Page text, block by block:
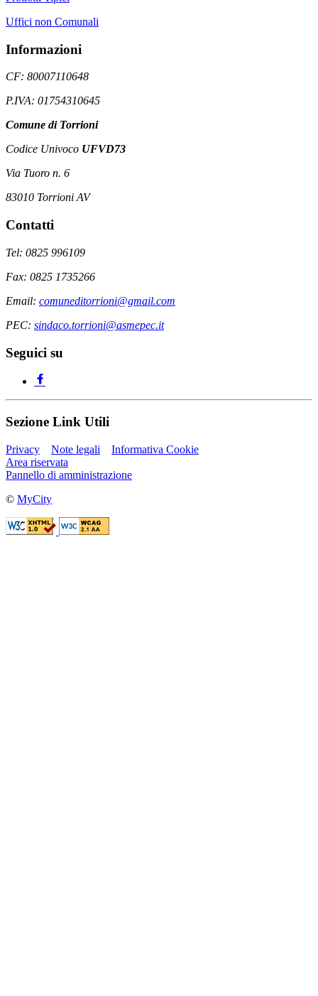
Uffici non Comunali
Informazioni
CF: 80007110648
P.IVA: 01754310645
Comune di Torrioni
Codice Univoco UFVD73
Via Tuoro n. 6
83010 Torrioni AV
Contatti
Tel: 0825 996109
Fax: 0825 1735266
Email: comuneditorrioni@gmail.com
PEC: sindaco.torrioni@asmepec.it
Seguici su
Sezione Link Utili
Privacy Note legali
Informativa Cookie
Area riservata
Pannello di amministrazione
© MyCity